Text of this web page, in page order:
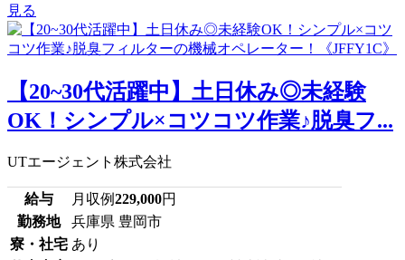
見る
【20~30代活躍中】土日休み◎未経験
OK！シンプル×コツコツ作業♪脱臭フ...
UTエージェント株式会社
給与 月収例229,000円
勤務地
兵庫県 豊岡市
寮・社宅 あり